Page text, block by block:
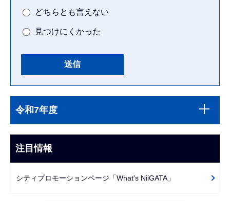
どちらとも言えない
見つけにくかった
文
こ
ま
で
ビ
ー
令和7年度
注目情報
シティプロモーションページ「What's NiiGATA」